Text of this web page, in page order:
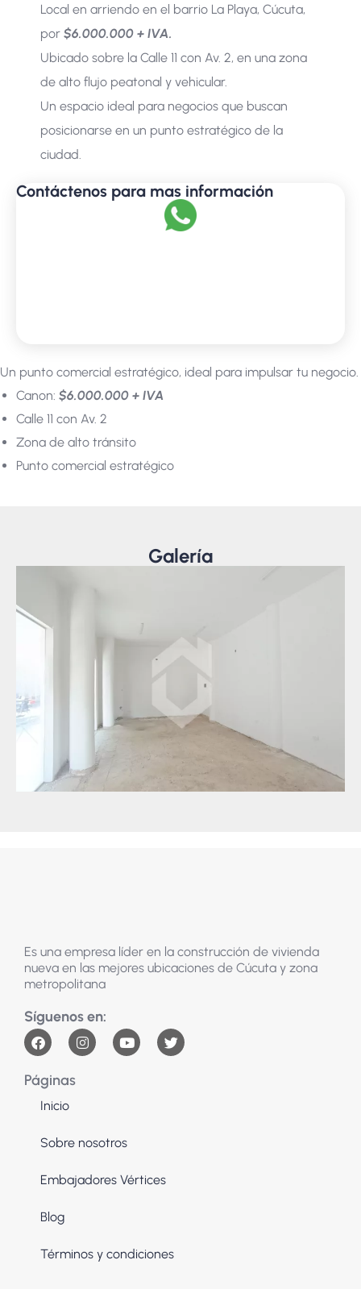
+−
Leaflet
| Map data © OpenStreetMap
Local en arriendo en el barrio La Playa, Cúcuta,
por $6.000.000 + IVA.
Ubicado sobre la Calle 11 con Av. 2, en una zona
de alto flujo peatonal y vehicular.
Un espacio ideal para negocios que buscan
posicionarse en un punto estratégico de la
ciudad.
Contáctenos para mas información
Un punto comercial estratégico, ideal para impulsar tu negocio.
Canon: $6.000.000 + IVA
Calle 11 con Av. 2
Zona de alto tránsito
Punto comercial estratégico
Galería
Es una empresa líder en la construcción de vivienda
nueva en las mejores ubicaciones de Cúcuta y zona
metropolitana
Páginas
Inicio
Sobre nosotros
Embajadores Vértices
Blog
Términos y condiciones